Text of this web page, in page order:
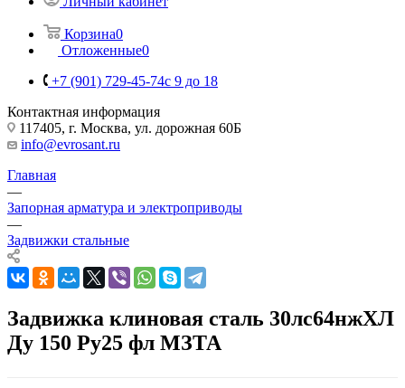
Корзина0
Отложенные0
+7 (901) 729-45-74c 9 до 18
Контактная информация
117405, г. Москва, ул. дорожная 60Б
info@evrosant.ru
Главная
—
Запорная арматура и электроприводы
—
Задвижки стальные
Задвижка клиновая сталь 30лс64нжХЛ
Ду 150 Ру25 фл МЗТА